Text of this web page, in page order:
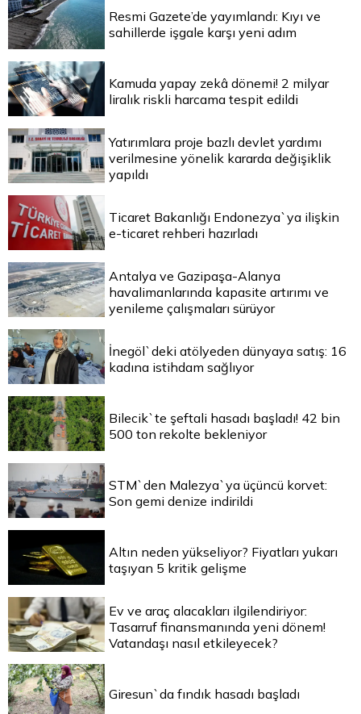
Resmi Gazete’de yayımlandı: Kıyı ve
sahillerde işgale karşı yeni adım
Kamuda yapay zekâ dönemi! 2 milyar
liralık riskli harcama tespit edildi
Yatırımlara proje bazlı devlet yardımı
verilmesine yönelik kararda değişiklik
yapıldı
Ticaret Bakanlığı Endonezya`ya ilişkin
e-ticaret rehberi hazırladı
Antalya ve Gazipaşa-Alanya
havalimanlarında kapasite artırımı ve
yenileme çalışmaları sürüyor
İnegöl`deki atölyeden dünyaya satış: 16
kadına istihdam sağlıyor
Bilecik`te şeftali hasadı başladı! 42 bin
500 ton rekolte bekleniyor
STM`den Malezya`ya üçüncü korvet:
Son gemi denize indirildi
Altın neden yükseliyor? Fiyatları yukarı
taşıyan 5 kritik gelişme
Ev ve araç alacakları ilgilendiriyor:
Tasarruf finansmanında yeni dönem!
Vatandaşı nasıl etkileyecek?
Giresun`da fındık hasadı başladı